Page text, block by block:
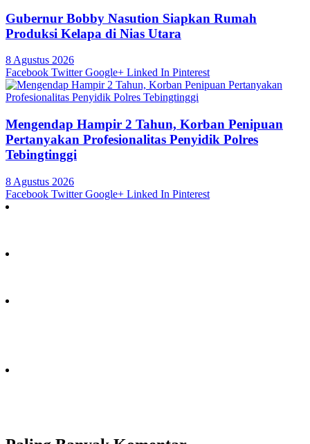
Gubernur Bobby Nasution Siapkan Rumah
Produksi Kelapa di Nias Utara
8 Agustus 2026
Facebook Twitter Google+ Linked In Pinterest
Mengendap Hampir 2 Tahun, Korban Penipuan
Pertanyakan Profesionalitas Penyidik Polres
Tebingtinggi
8 Agustus 2026
Facebook Twitter Google+ Linked In Pinterest